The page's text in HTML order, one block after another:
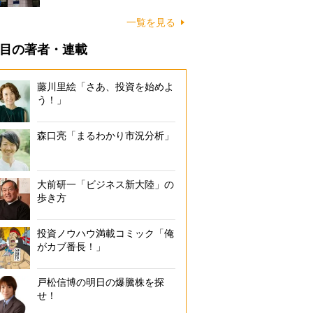
一覧を見る
の著者・連載
藤川里絵「さあ、投資を始めよ
う！」
森口亮「まるわかり市況分析」
大前研一「ビジネス新大陸」の
歩き方
投資ノウハウ満載コミック「俺
がカブ番長！」
戸松信博の明日の爆騰株を探
せ！